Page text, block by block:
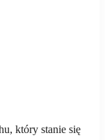
który stanie się